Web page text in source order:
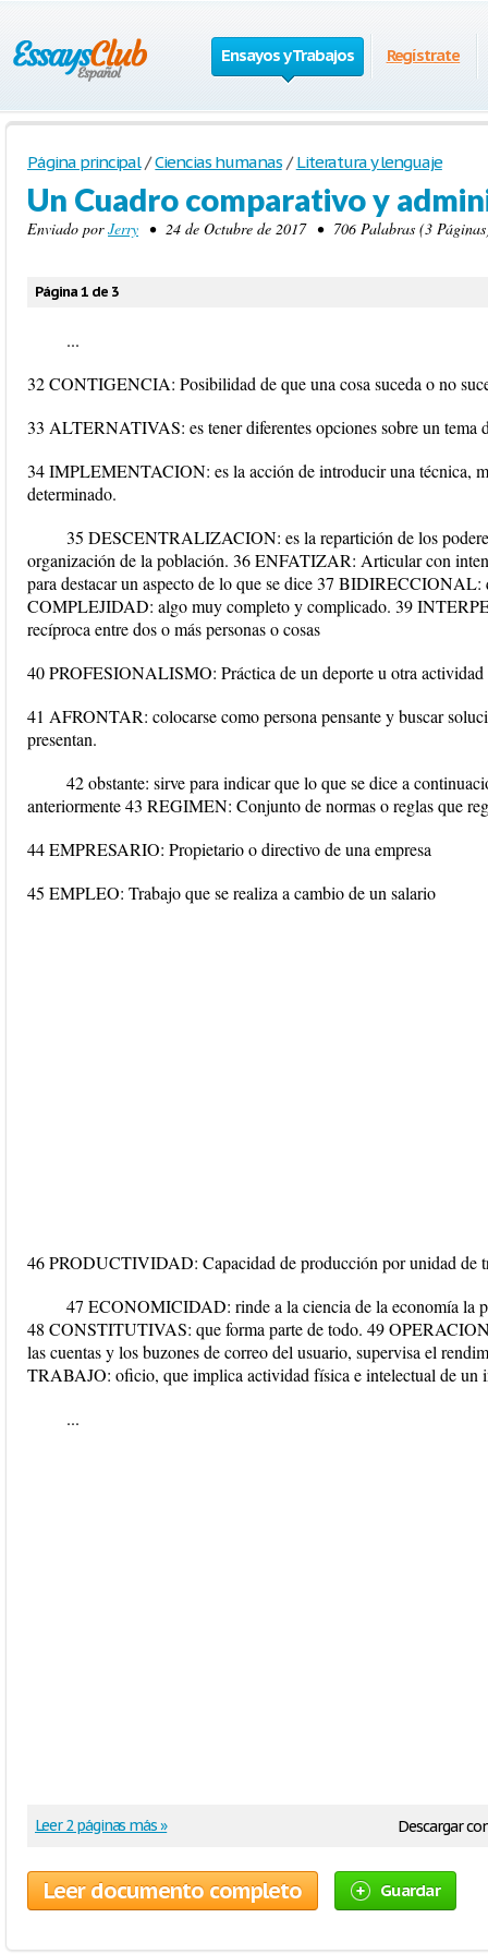
Ensayos y Trabajos Regístrate
Página principal / Ciencias humanas / Literatura y lenguaje
Un Cuadro comparativo y
Enviado porJerry • 24 de Octubre de 2017 • 706 Palabras (3
Página 1 de 3
...
32 CONTIGENCIA: Posibilidad de que una cosa suceda o no
33 ALTERNATIVAS: es tener diferentes opciones sobre un tema
34 IMPLEMENTACION: es la acción de introducir una técnica,
determinado.
35 DESCENTRALIZACION: es la repartición de los
organización de la población. 36 ENFATIZAR: Articular con
para destacar un aspecto de lo que se dice 37 BIDIRECCIONAL:
COMPLEJIDAD: algo muy completo y complicado. 39
recíproca entre dos o más personas o cosas
40 PROFESIONALISMO: Práctica de un deporte u otra
41 AFRONTAR: colocarse como persona pensante y buscar
presentan.
42 obstante: sirve para indicar que lo que se dice a
anteriormente 43 REGIMEN: Conjunto de normas o reglas que
44 EMPRESARIO: Propietario o directivo de una empresa
45 EMPLEO: Trabajo que se realiza a cambio de un salario
46 PRODUCTIVIDAD: Capacidad de producción por unidad de
47 ECONOMICIDAD: rinde a la ciencia de la economía la
48 CONSTITUTIVAS: que forma parte de todo. 49
las cuentas y los buzones de correo del usuario, supervisa el
TRABAJO: oficio, que implica actividad física e intelectual de un
...
Descargar
Leer 2 páginas más »
Leer documento completo Guardar